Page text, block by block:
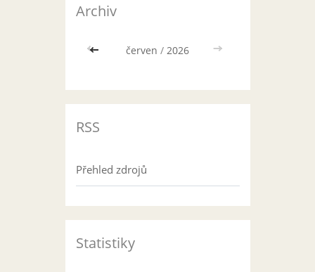
Archiv
<< červen / 2026 >>
RSS
Přehled zdrojů
Statistiky